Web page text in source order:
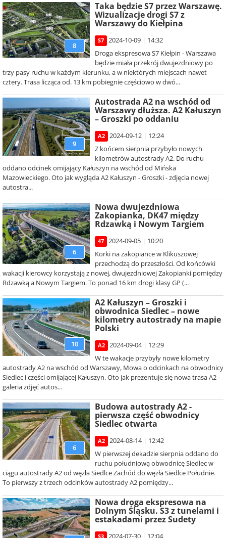
8
Taka będzie S7 przez Warszawę.
Wizualizacje drogi S7 z
Warszawy do Kiełpina
S7
2024-10-09 | 14:32
Droga ekspresowa S7 Kiełpin - Warszawa
będzie miała przekrój dwujezdniowy po
trzy pasy ruchu w każdym kierunku, a w niektórych miejscach nawet
cztery. Trasa licząca od. 13 km pobiegnie częściowo w dwó...
9
Autostrada A2 na wschód od
Warszawy dłuższa. A2 Kałuszyn
– Groszki po oddaniu
A2
2024-09-12 | 12:24
Z końcem sierpnia przybyło nowych
kilometrów autostrady A2. Do ruchu
oddano odcinek omijający Kałuszyn na wschód od Mińska
Mazowieckiego. Oto jak wygląda A2 Kałuszyn - Groszki - zdjęcia nowej
autostra...
6
Nowa dwujezdniowa
Zakopianka, DK47 między
Rdzawką i Nowym Targiem
47
2024-09-05 | 10:20
Korki na zakopiance w Klikuszowej
przechodzą do przeszłości. Od końcówki
wakacji kierowcy korzystają z nowej, dwujezdniowej Zakopianki pomiędzy
Rdzawką a Nowym Targiem. To ponad 16 km drogi klasy GP (...
10
A2 Kałuszyn – Groszki i
obwodnica Siedlec – nowe
kilometry autostrady na mapie
Polski
A2
2024-09-04 | 12:29
W te wakacje przybyły nowe kilometry
autostrady A2 na wschód od Warszawy, Mowa o odcinkach na obwodnicy
Siedlec i części omijającej Kałuszyn. Oto jak prezentuje się nowa trasa A2 -
galeria zdjęć autos...
6
Budowa autostrady A2 -
pierwsza część obwodnicy
Siedlec otwarta
A2
2024-08-14 | 12:42
W pierwszej dekadzie sierpnia oddano do
ruchu południową obwodnicę Siedlec w
ciągu autostrady A2 od węzła Siedlce Zachód do węzła Siedlce Południe.
To pierwszy z trzech odcinków autostrady A2 pomiędzy...
Nowa droga ekspresowa na
Dolnym Śląsku. S3 z tunelami i
estakadami przez Sudety
S3 2024-07-30 | 12:04